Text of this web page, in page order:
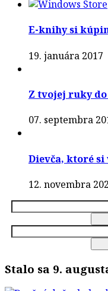
E-knihy si
19. januára 2017
Z tvojej ruky
07. septembra
Dievča, ktoré
12. novembra
Stalo sa 9.